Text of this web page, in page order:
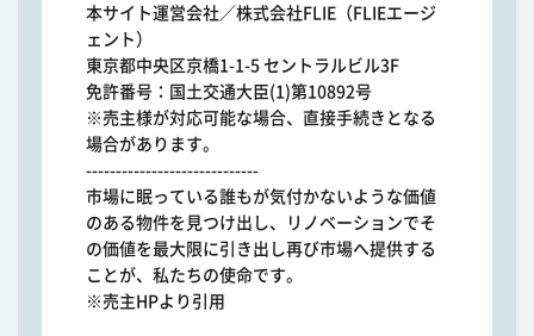
本サイト運営会社／株式会社FLIE（FLIEエージ
ェント）
東京都中央区京橋1-1-5 セントラルビル3F
免許番号：国土交通大臣(1)第10892号
※売主様が対応可能な場合、直接手続きとなる
場合があります。
-----------------------------
市場に眠っている誰もが気付かないような価値
のある物件を見つけ出し、リノベーションでそ
の価値を最大限に引き出し再び市場へ提供する
ことが、私たちの使命です。
※売主HPより引用